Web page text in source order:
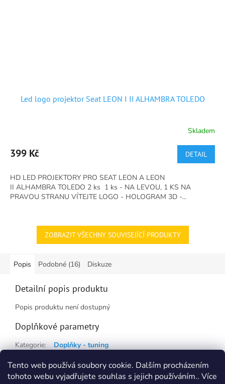
Tento web používá soubory cookie. Dalším procházením
tohoto webu vyjadřujete souhlas s jejich používáním.. Více
Led logo projektor Seat LEON I II ALHAMBRA TOLEDO
produktu
z
5
hvězdiček.
Skladem
399 Kč DETAIL
HD LED PROJEKTORY PRO SEAT LEON A LEON
II ALHAMBRA TOLEDO 2 ks 1 ks - NA LEVOU, 1 KS NA
PRAVOU STRANU VÍTEJTE LOGO - HOLOGRAM 3D -...
ZOBRAZIT VŠECHNY SOUVISEJÍCÍ PRODUKTY
Popis Podobné (16) Diskuze
Detailní popis produktu
Popis produktu není dostupný
Doplňkové parametry
Kategorie:
Doplňky - tuning